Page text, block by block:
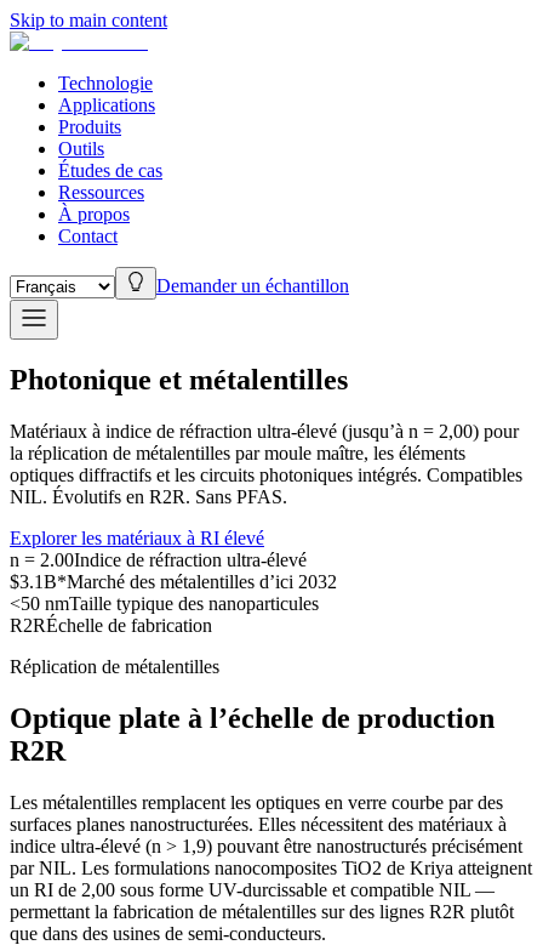
Skip to main content
Technologie
Applications
Produits
Outils
Études de cas
Ressources
À propos
Contact
Demander un échantillon
Photonique et métalentilles
Matériaux à indice de réfraction ultra-élevé (jusqu’à n = 2,00) pour
la réplication de métalentilles par moule maître, les éléments
optiques diffractifs et les circuits photoniques intégrés. Compatibles
NIL. Évolutifs en R2R. Sans PFAS.
Explorer les matériaux à RI élevé
n = 2.00Indice de réfraction ultra-élevé
$3.1B*Marché des métalentilles d’ici 2032
<50 nmTaille typique des nanoparticules
R2RÉchelle de fabrication
Réplication de métalentilles
Optique plate à l’échelle de production
R2R
Les métalentilles remplacent les optiques en verre courbe par des
surfaces planes nanostructurées. Elles nécessitent des matériaux à
indice ultra-élevé (n > 1,9) pouvant être nanostructurés précisément
par NIL. Les formulations nanocomposites TiO2 de Kriya atteignent
un RI de 2,00 sous forme UV-durcissable et compatible NIL —
permettant la fabrication de métalentilles sur des lignes R2R plutôt
que dans des usines de semi-conducteurs.